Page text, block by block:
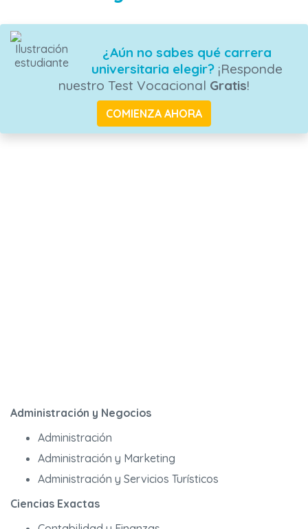
¿Aún no sabes qué carrera
universitaria elegir?¡Responde
nuestro Test Vocacional Gratis!
COMIENZA AHORA
Administración y Negocios
Administración
Administración y Marketing
Administración y Servicios Turísticos
Ciencias Exactas